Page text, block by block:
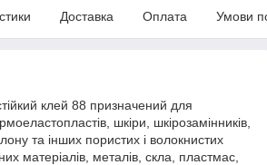
Доставка Оплата Умови
клей 88 призначений для
шкіри, шкірозамінників,
та інших пористих і волокнистих
матеріалів, металів, скла, пластмас,